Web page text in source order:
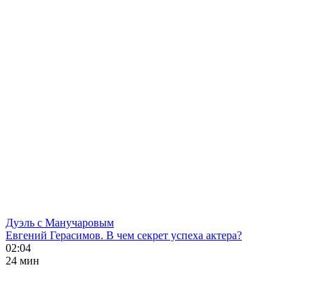
Дуэль с Манучаровым
Евгений Герасимов. В чем секрет успеха актера?
02:04
24 мин